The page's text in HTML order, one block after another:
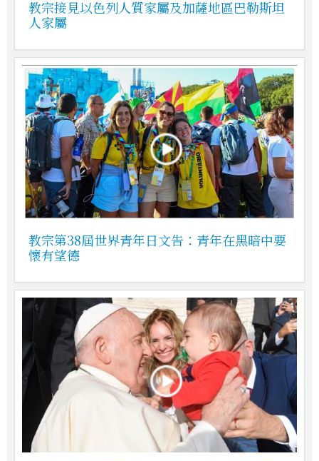
教宗接見以色列人質家屬及加薩地區巴勒斯坦
人家屬
教宗第38屆世界青年日文告：青年在黑暗中要
懷有望德